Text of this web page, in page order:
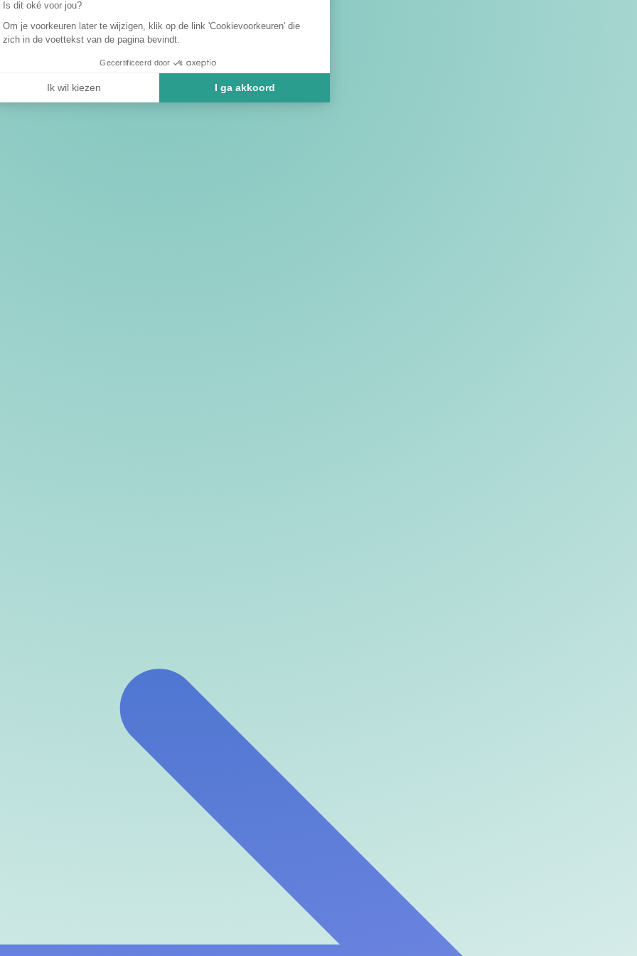
Is dit oké voor jou?
Om je voorkeuren later te wijzigen, klik op de link 'Cookievoorkeuren' die
zich in de voettekst van de pagina bevindt.
Gecertificeerd door
Ik wil kiezen I ga akkoord